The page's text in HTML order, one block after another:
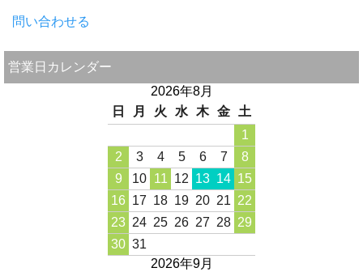
問い合わせる
営業日カレンダー
2026年8月
日
月 火 水 木 金
土
1
2
3 4 5 6 7
8
9
10 11 12 13 14 15
16 17 18 19 20 21 22
23 24 25 26 27 28 29
30 31
2026年9月